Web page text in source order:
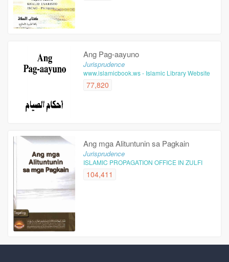
Ang Pag-aayuno
Jurisprudence
www.islamicbook.ws - Islamic Library Website
77,820
Ang mga Alituntunin sa Pagkain
Jurisprudence
ISLAMIC PROPAGATION OFFICE IN ZULFI
104,411